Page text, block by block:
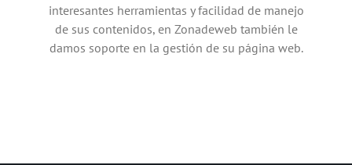
interesantes herramientas y facilidad de manejo
de sus contenidos, en Zonadeweb también le
damos soporte en la gestión de su página web.